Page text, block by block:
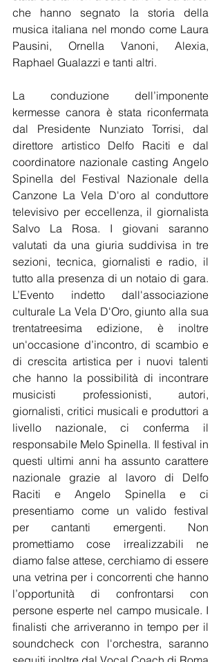
che hanno segnato la storia della
musica italiana nel mondo come Laura
Pausini, Ornella Vanoni, Alexia,
Raphael Gualazzi e tanti altri.
La conduzione dell’imponente
kermesse canora è stata riconfermata
dal Presidente Nunziato Torrisi, dal
direttore artistico Delfo Raciti e dal
coordinatore nazionale casting Angelo
Spinella del Festival Nazionale della
Canzone La Vela D'oro al conduttore
televisivo per eccellenza, il giornalista
Salvo La Rosa. I giovani saranno
valutati da una giuria suddivisa in tre
sezioni, tecnica, giornalisti e radio, il
tutto alla presenza di un notaio di gara.
L’Evento indetto dall'associazione
culturale La Vela D'Oro, giunto alla sua
trentatreesima edizione, è inoltre
un'occasione d’incontro, di scambio e
di crescita artistica per i nuovi talenti
che hanno la possibilità di incontrare
musicisti professionisti, autori,
giornalisti, critici musicali e produttori a
livello nazionale, ci conferma il
responsabile Melo Spinella. Il festival in
questi ultimi anni ha assunto carattere
nazionale grazie al lavoro di Delfo
Raciti e Angelo Spinella e ci
presentiamo come un valido festival
per cantanti emergenti. Non
promettiamo cose irrealizzabili ne
diamo false attese, cerchiamo di essere
una vetrina per i concorrenti che hanno
l’opportunità di confrontarsi con
persone esperte nel campo musicale. I
finalisti che arriveranno in tempo per il
soundcheck con l'orchestra, saranno